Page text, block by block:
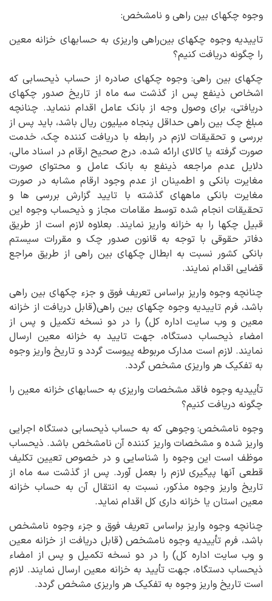
وجوه چکهای بین راهی و نامشخص:
تاییدیه وجوه چکهای بین‌راهی واریزی به حسابهای خزانه معین
را چگونه دریافت کنیم؟
چکهای بین راهی: وجوه چکهای صادره از حساب ذیحسابی که
اشخاص ذینفع پس از گذشت سه ماه از تاریخ صدور چکهای
دریافتی، برای وصول وجه از بانک عامل اقدام ننماید. چنانچه
مبلغ چک بین راهی حداقل پنجاه میلیون ریال باشد، باید پس از
بررسی و تحقیقات لازم در رابطه با دریافت کننده چک، خدمت
صورت گرفته یا کالای ارائه شده، درج صحیح ارقام در اسناد مالی،
دلایل عدم مراجعه ذینفع به بانک عامل و محتوای صورت
مغایرت بانکی و اطمینان از عدم وجود ارقام مشابه در صورت
مغایرت بانکی ماههای گذشته با تایید گزارش بررسی ها و
تحقیقات انجام شده توسط مقامات مجاز و ذیحساب وجوه این
قبیل چکها را به خزانه واریز نمایند. بعلاوه لازم است از طریق
دفاتر حقوقی با توجه به قانون صدور چک و مقررات سیستم
بانکی کشور نسبت به ابطال چکهای بین راهی از طریق مراجع
قضایی اقدام نمایند.
چنانچه وجوه واریز براساس تعریف فوق و جزء چکهای بین راهی
باشد، فرم تاییدیه وجوه چکهای بین راهی(قابل دریافت از خزانه
معین و وب سایت اداره کل) را در دو نسخه تکمیل و پس از
امضاء ذیحساب دستگاه، جهت تایید به خزانه معین ارسال
نمایند. لازم است مدارک مربوطه پیوست گردد و تاریخ واریز وجوه
به تفکیک هر واریزی مشخص گردد.
تأییدیه وجوه فاقد مشخصات واریزی به حسابهای خزانه معین را
چگونه دریافت کنیم؟
وجوه نامشخص: وجوهی که به حساب ذیحسابی دستگاه اجرایی
واریز شده و مشخصات واریز کننده آن نامشخص باشد. ذیحساب
موظف است این وجوه را شناسایی و در خصوص تعیین تکلیف
قطعی آنها پیگیری لازم را بعمل آورد. پس از گذشت سه ماه از
تاریخ واریز وجوه مذکور، نسبت به انتقال آن به حساب خزانه
معین استان یا خزانه داری کل اقدام نماید.
چنانچه وجوه واریز براساس تعریف فوق و جزء وجوه نامشخص
باشد، فرم تأییدیه وجوه نامشخص (قابل دریافت از خزانه معین
و وب سایت اداره کل) را در دو نسخه تکمیل و پس از امضاء
ذیحساب دستگاه، جهت تأیید به خزانه معین ارسال نمایند. لازم
است تاریخ واریز وجوه به تفکیک هر واریزی مشخص گردد.